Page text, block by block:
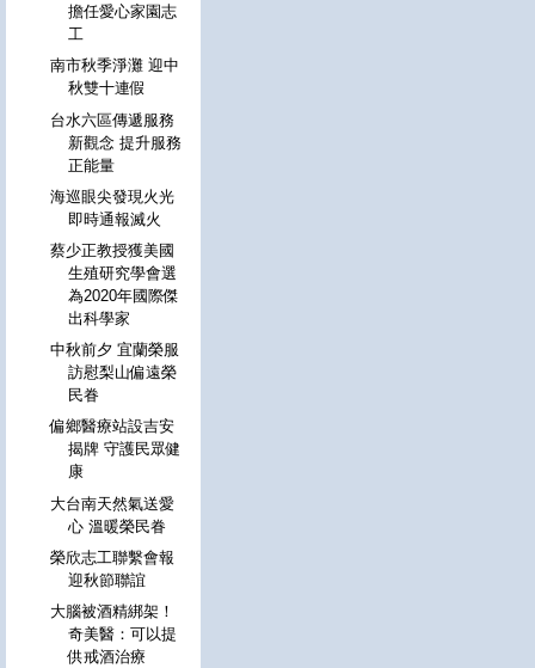
擔任愛心家園志
工
南市秋季淨灘 迎中
秋雙十連假
台水六區傳遞服務
新觀念 提升服務
正能量
海巡眼尖發現火光
即時通報滅火
蔡少正教授獲美國
生殖研究學會選
為2020年國際傑
出科學家
中秋前夕 宜蘭榮服
訪慰梨山偏遠榮
民眷
偏鄉醫療站設吉安
揭牌 守護民眾健
康
大台南天然氣送愛
心 溫暖榮民眷
榮欣志工聯繫會報
迎秋節聯誼
大腦被酒精綁架！
奇美醫：可以提
供戒酒治療